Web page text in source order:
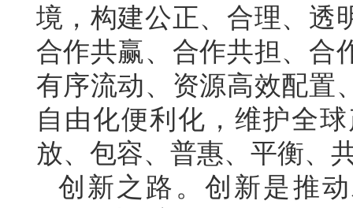
境，构建公正、合理、透
合作共赢、合作共担、合
有序流动、资源高效配置
自由化便利化，维护全
放、包容、普惠、平衡、
创新之路。创新是推